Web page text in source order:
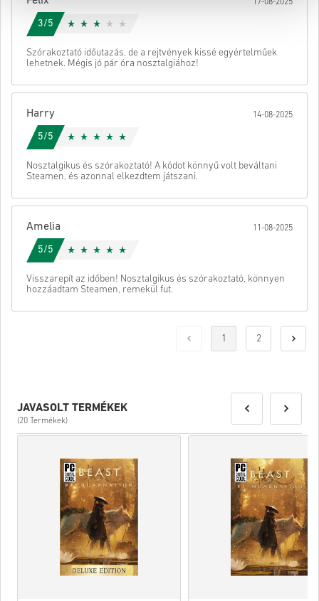
Ezután kapsz egy e-mailt egy biztonságos linkkel a kódod
eléréséhez.
17-08-2025
3/5
Szórakoztató időutazás, de a rejtvények kissé egyértelműek
lehetnek. Mégis jó pár óra nosztalgiához!
Harry 14-08-2025
5/5
Nosztalgikus és szórakoztató! A kódot könnyű volt beváltani
Steamen, és azonnal elkezdtem játszani.
Amelia 11-08-2025
5/5
Visszarepít az időben! Nosztalgikus és szórakoztató, könnyen
hozzáadtam Steamen, remekül fut.
1 2
JAVASOLT TERMÉKEK
(20 Termékek)